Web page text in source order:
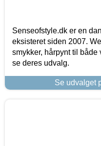
Senseofstyle.dk er en
eksisteret siden 2007.
smykker, hårpynt til
se deres udvalg.
Se udvalget